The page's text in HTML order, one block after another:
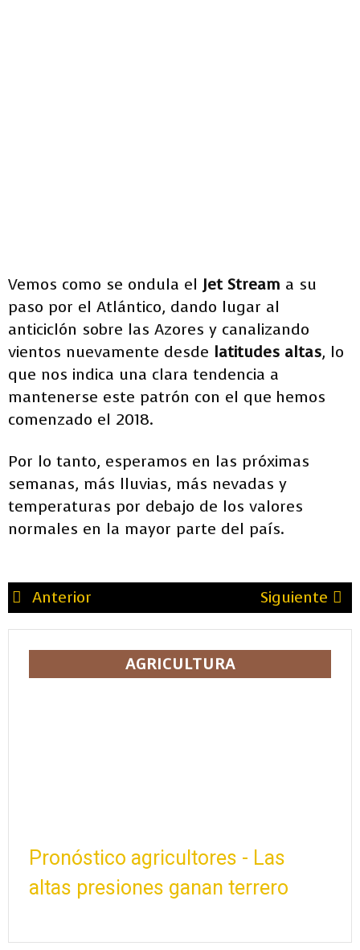
Vemos como se ondula el Jet Stream a su
paso por el Atlántico, dando lugar al
anticiclón sobre las Azores y canalizando
vientos nuevamente desde latitudes altas, lo
que nos indica una clara tendencia a
mantenerse este patrón con el que hemos
comenzado el 2018.
Por lo tanto, esperamos en las próximas
semanas, más lluvias, más nevadas y
temperaturas por debajo de los valores
normales en la mayor parte del país.
Anterior Siguiente
AGRICULTURA
Pronóstico agricultores - Las
altas presiones ganan terrero